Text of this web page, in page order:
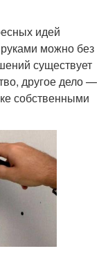
идей
можно без
существует
другое дело —
собственными